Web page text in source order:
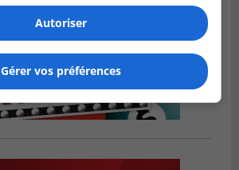
Autoriser
Gérer vos préférences